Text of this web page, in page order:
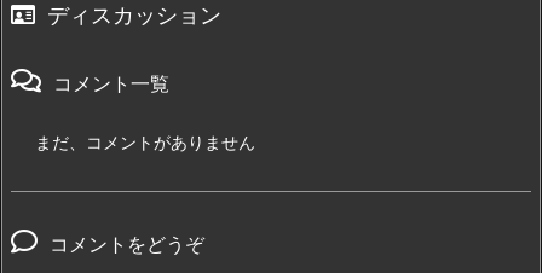
ディスカッション
コメント一覧
まだ、コメントがありません
コメントをどうぞ